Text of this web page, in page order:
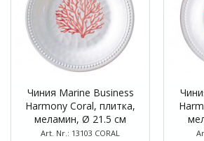
Чиния Marine Business
Harmony Coral, плитка,
меламин, Ø 21.5 см
Art. Nr.: 13103 CORAL